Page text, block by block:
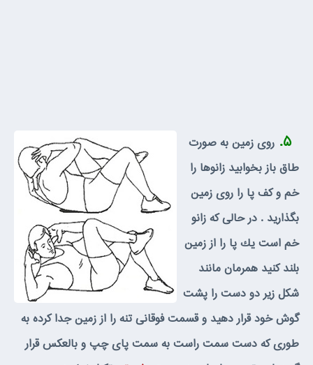
۵. روى زمين به صورت
طاق باز بخوابيد زانوها را
خم و كف پا را روى زمين
بگذاريد . در حالى كه زانو
خم است يك پا را از زمين
بلند كنيد همرمان مانند
شكل زير دو دست را پشت
گوش خود قرار دهيد و قسمت فوقانى تنه را از زمين جدا كرده به
طورى كه دست سمت راست به سمت پاى چپ و بالعكس قرار